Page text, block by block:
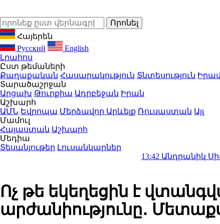
Հայերեն
Русский
English
Լրահոս
Ըստ թեմաների
Քաղաքական Հասարակություն Տնտեսություն
Տարածաշրջան
Արցախ Թուրքիա Ադրբեջան Իրան
Աշխարհ
ԱՄՆ Եվրոպա Մերձավոր Արևելք Ռուսաստան Այլ
Մամուլ
Հայաստան Աշխարհ
Մեդիա
Տեսանյութեր Լուսանկարներ
Անդրանիկ Սիմոնյանը
Ոչ թե եկեղեցին է
արժանիությունը․